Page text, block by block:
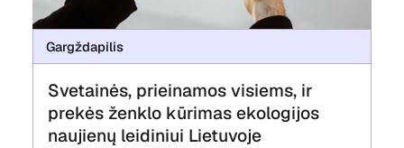
Gargždapilis
Svetainės, prieinamos visiems, ir
prekės ženklo kūrimas ekologijos
naujienų leidiniui Lietuvoje